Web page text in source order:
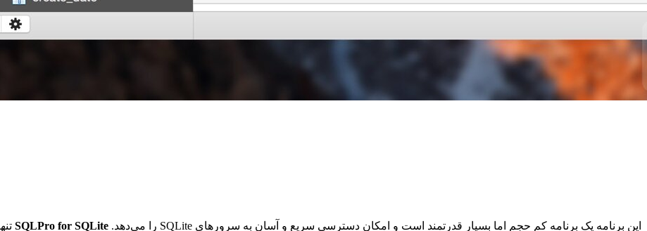
این برنامه یک برنامه کم حجم اما بسیار قدرتمند است و امکان دسترسی سریع و آسان به سرورهای SQLite را می‌دهد. SQLPro for SQLite